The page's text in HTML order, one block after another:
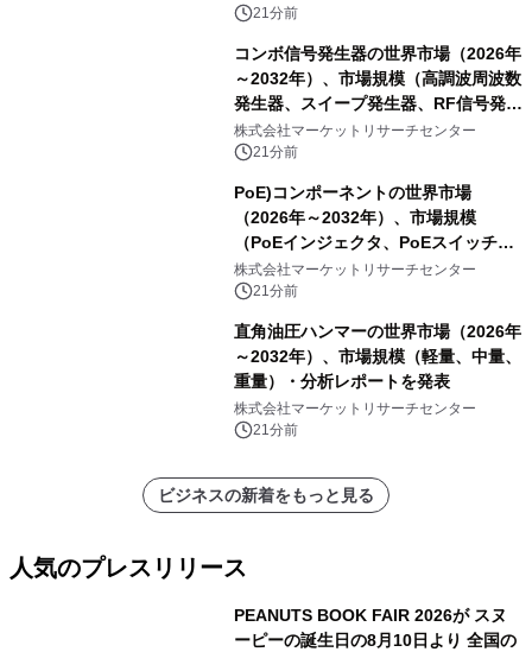
ートを発表
21分前
コンボ信号発生器の世界市場（2026年
～2032年）、市場規模（高調波周波数
発生器、スイープ発生器、RF信号発生
器、その他）・分析レポートを発表
株式会社マーケットリサーチセンター
21分前
PoE)コンポーネントの世界市場
（2026年～2032年）、市場規模
（PoEインジェクタ、PoEスイッチ、
PoEスプリッタ、PoE電源供給装置
（PSE）、PoE給電機器（PD）、PoE
発表
株式会社マーケットリサーチセンター
21分前
直角油圧ハンマーの世界市場（2026年
～2032年）、市場規模（軽量、中量、
重量）・分析レポートを発表
株式会社マーケットリサーチセンター
21分前
ビジネスの新着をもっと見る
人気のプレスリリース
PEANUTS BOOK FAIR 2026が スヌ
ーピーの誕生日の8月10日より 全国の